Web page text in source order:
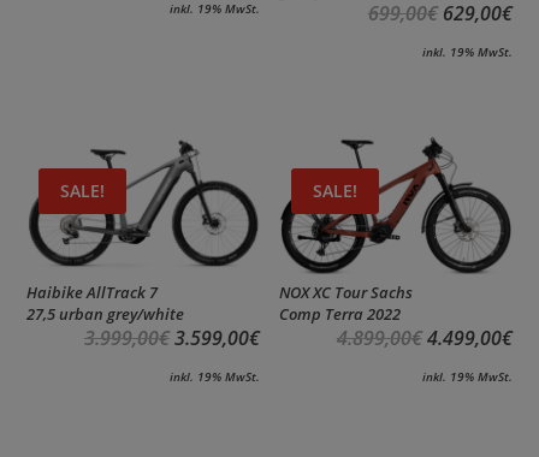
inkl. 19% MwSt. 699,00€ 629,00€
inkl. 19% MwSt.
SALE!
Haibike AllTrack 7
27,5 urban grey/white
3.999,00€3.599,00€
inkl. 19% MwSt.
SALE!
NOX XC Tour Sachs
Comp Terra 2022
4.899,00€ 4.499,00€
inkl. 19% MwSt.